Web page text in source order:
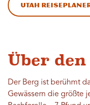
Utah
Über
Der Berg ist berühmt
Gewässern die größte